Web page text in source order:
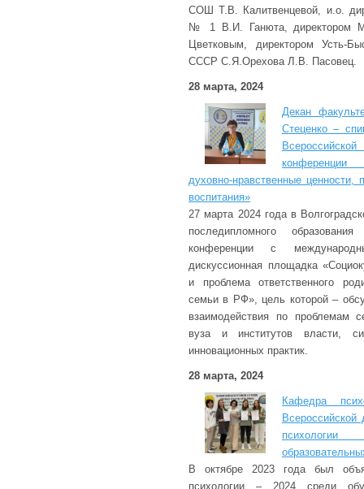
СОШ Т.В. Калитвенцевой, и.о.
№ 1 В.И. Ганюта, директором
Цветковым, директором Усть-
СССР С.Я.Орехова Л.В. Пасовец.
28 марта, 2024
Декан
Стеценко –
конференции
духовно-нравственные
воспитания»
27 марта 2024 года в
последипломного
конференции с
дискуссионная площадка
и проблема ответственного
семьи в РФ», цель которой –
взаимодействия по проблемам
вуза и институтов власти,
инновационных практик.
28 марта, 2024
Кафедра
В октябре 2023 года был
психологии – 2024 среди